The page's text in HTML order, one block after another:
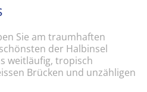
Sie am traumhaften
der Halbinsel
weitläufig, tropisch
Brücken und unzähligen